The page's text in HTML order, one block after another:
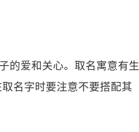
的爱和关心。取名寓意有生
名字时要注意不要搭配其